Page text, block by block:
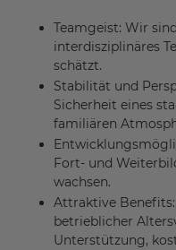
Teamgeist: Wir
interdisziplinäres
schätzt.
Stabilität und
Sicherheit eines
familiären
Fort- und
wachsen.
Attraktive
betrieblicher
Unterstützung,